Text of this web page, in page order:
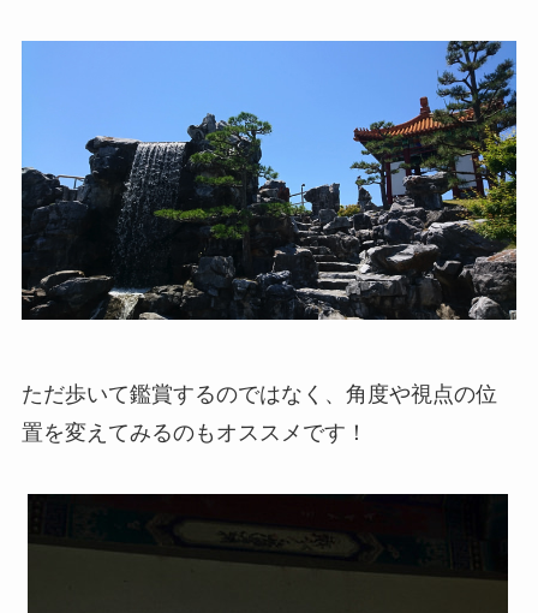
ただ歩いて鑑賞するのではなく、角度や視点の位
置を変えてみるのもオススメです！